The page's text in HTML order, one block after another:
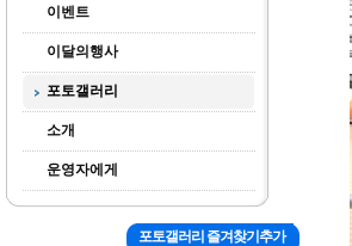
이벤트
이달의행사
포토갤러리
소개
운영자에게
포토갤러리 즐겨찾기추가